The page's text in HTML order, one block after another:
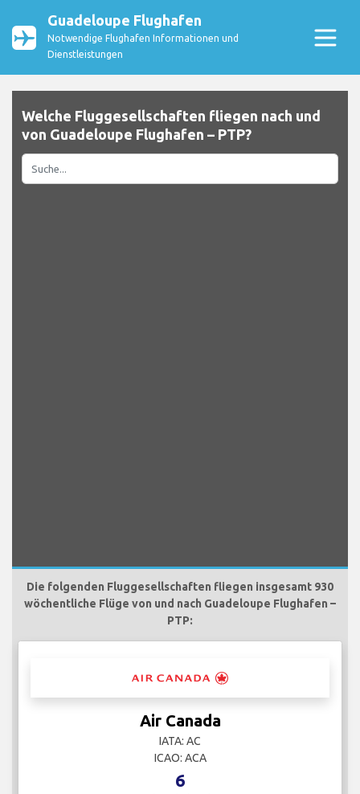
Guadeloupe Flughafen
Notwendige Flughafen Informationen und
Dienstleistungen
Welche Fluggesellschaften fliegen nach und
von Guadeloupe Flughafen – PTP?
Die folgenden Fluggesellschaften fliegen insgesamt 930
wöchentliche Flüge von und nach Guadeloupe Flughafen –
PTP:
Air Canada
IATA: AC
ICAO: ACA
6